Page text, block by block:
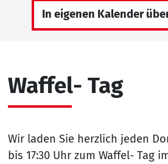
Waffel- Tag
Wir laden Sie herzlich jeden
bis 17:30 Uhr zum Waffel- Tag
In eigenen Kalender